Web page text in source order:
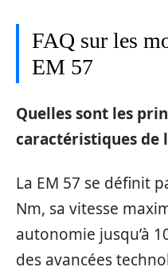
FAQ sur les
EM 57
Quelles sont les
caractéristiques de
La EM 57 se définit
Nm, sa vitesse
autonomie jusqu’à
des avancées